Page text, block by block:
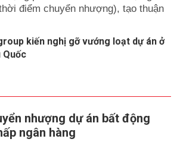
điểm chuyển nhượng), tạo thuận
kiến nghị gỡ vướng loạt dự án ở
Quốc
nhượng dự án bất động
ngân hàng